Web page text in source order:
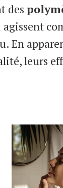
des
En
leurs